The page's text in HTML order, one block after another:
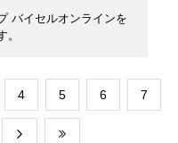
バイセルオンラインを
。
​4 ​5 ​6 ​7